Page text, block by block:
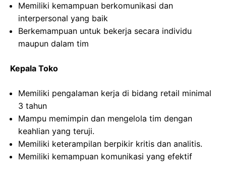
Memiliki kemampuan berkomunikasi dan
interpersonal yang baik
Berkemampuan untuk bekerja secara individu
maupun dalam tim
Kepala Toko
Memiliki pengalaman kerja di bidang retail minimal
3 tahun
Mampu memimpin dan mengelola tim dengan
keahlian yang teruji.
Memiliki keterampilan berpikir kritis dan analitis.
Memiliki kemampuan komunikasi yang efektif